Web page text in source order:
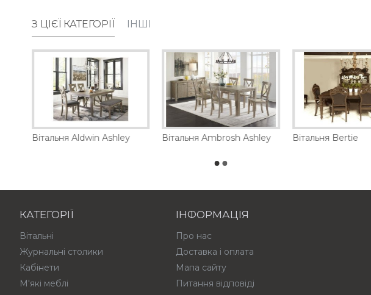
З ЦІЄЇ КАТЕГОРІЇ ІНШІ
Вітальня Aldwin Ashley Вітальня Ambrosh Ashley Вітальня Bertie
КАТЕГОРІЇ
Вітальні
Журнальні столики
Кабінети
М'які меблі
ІНФОРМАЦІЯ
Про нас
Доставка і оплата
Мапа сайту
Питання відповіді